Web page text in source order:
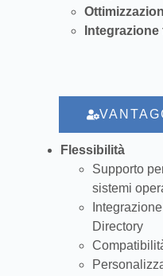
Flessibilità
Supporto
sistemi
Directory